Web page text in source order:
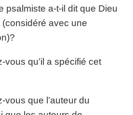
psalmiste a-t-il dit que Dieu
avec une
vous qu’il a spécifié cet
vous que l’auteur du